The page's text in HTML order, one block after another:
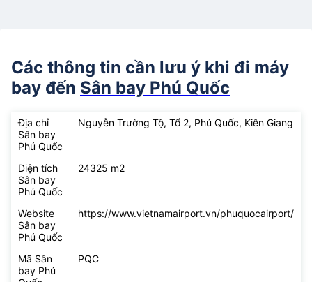
Các thông tin cần lưu ý khi đi máy
bay đến Sân bay Phú Quốc
Địa chỉ
Sân bay
Phú Quốc
Nguyễn Trường Tộ, Tổ 2, Phú Quốc, Kiên Giang
Diện tích
Sân bay
Phú Quốc
24325 m2
Website
Sân bay
Phú Quốc
https://www.vietnamairport.vn/phuquocairport/
Mã Sân
bay Phú
PQC